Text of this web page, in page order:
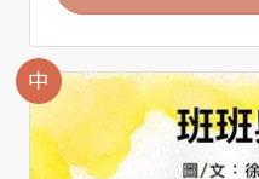
中